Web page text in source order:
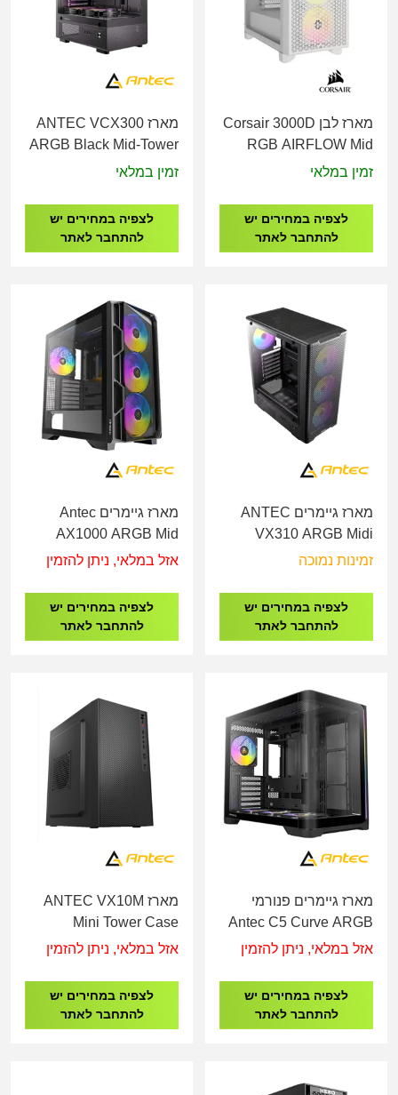
מארז לבן Corsair 3000D
RGB AIRFLOW Mid
Tower CASE White CC-
זמין במלאי
לצפיה במחירים יש
להתחבר לאתר
מארז ANTEC VCX300
ARGB Black Mid-Tower
Gaming case
זמין במלאי
לצפיה במחירים יש
להתחבר לאתר
מארז גיימרים ANTEC
VX310 ARGB Midi
Tower Case
זמינות נמוכה
לצפיה במחירים יש
להתחבר לאתר
מארז גיימרים Antec
AX1000 ARGB Mid
Tower E-ATX 4X140MM
אזל במלאי, ניתן להזמין
לצפיה במחירים יש
להתחבר לאתר
מארז גיימרים פנורמי
Antec C5 Curve ARGB
Mid-Tower ATX 4x
אזל במלאי, ניתן להזמין
לצפיה במחירים יש
להתחבר לאתר
מארז ANTEC VX10M
Mini Tower Case
אזל במלאי, ניתן להזמין
לצפיה במחירים יש
להתחבר לאתר